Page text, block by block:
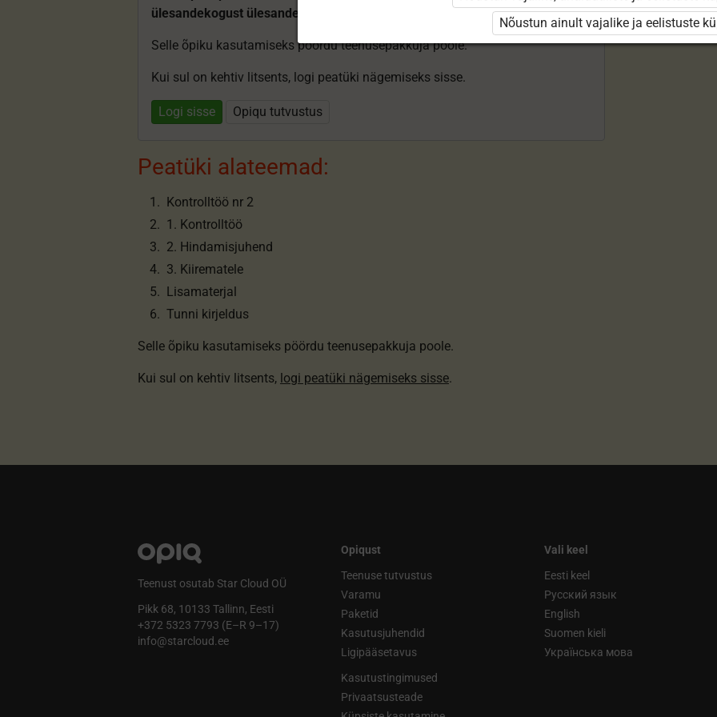
ülesandekogust ülesandeid.
Selle õpiku kasutamiseks pöördu teenusepakkuja poole.
Kui sul on kehtiv litsents, logi peatüki nägemiseks sisse.
Logi sisse Opiqu tutvustus
Peatüki alateemad:
Kontrolltöö nr 2
1. Kontrolltöö
2. Hindamisjuhend
3. Kiirematele
Lisamaterjal
Tunni kirjeldus
Selle õpiku kasutamiseks pöördu teenusepakkuja poole.
Kui sul on kehtiv litsents, logi peatüki nägemiseks sisse.
Teenust osutab Star Cloud OÜ
Pikk 68, 10133 Tallinn, Eesti
+372 5323 7793 (E–R 9–17)
info@starcloud.ee
Opiqust
Teenuse tutvustus
Varamu
Paketid
Kasutusjuhendid
Ligipääsetavus
Kasutustingimused
Privaatsusteade
Vali keel
Eesti keel
Русский язык
English
Suomen kieli
Українська мова
Nõustun ainult vajalike ja eelistuste